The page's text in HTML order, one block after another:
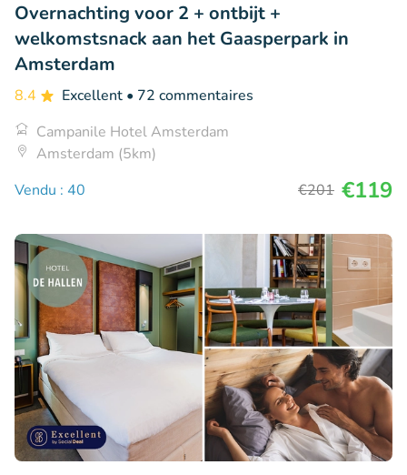
Overnachting voor 2 + ontbijt +
welkomstsnack aan het Gaasperpark in
Amsterdam
8.4 Excellent • 72 commentaires
Campanile Hotel Amsterdam
Amsterdam (5km)
Vendu : 40
€201 €119